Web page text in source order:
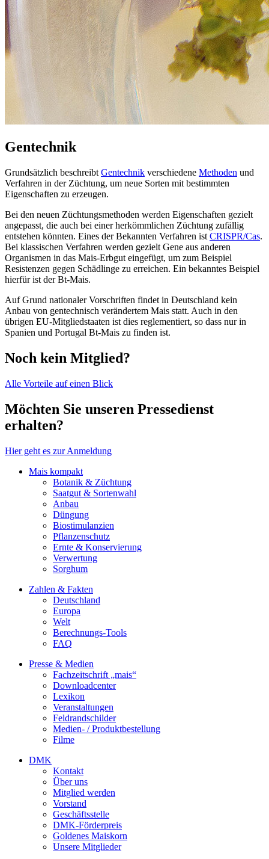
Gentechnik
Grundsätzlich beschreibt Gentechnik verschiedene Methoden und
Verfahren in der Züchtung, um neue Sorten mit bestimmten
Eigenschaften zu erzeugen.
Bei den neuen Züchtungsmethoden werden Eigenschaften gezielt
angepasst, die auch bei einer herkömmlichen Züchtung zufällig
entstehen könnten. Eines der Bekannten Verfahren ist CRISPR/Cas.
Bei klassischen Verfahren werden gezielt Gene aus anderen
Organismen in das Mais-Erbgut eingefügt, um zum Beispiel
Resistenzen gegen Schädlinge zu erreichen. Ein bekanntes Beispiel
hierfür ist der Bt-Mais.
Auf Grund nationaler Vorschriften findet in Deutschland kein
Anbau von gentechnisch verändertem Mais statt. Auch in den
übrigen EU-Mitgliedstaaten ist dies reglementiert, so dass nur in
Spanien und Portugal Bt-Mais zu finden ist.
Noch kein Mitglied?
Alle Vorteile auf einen Blick
Möchten Sie unseren Pressedienst
erhalten?
Hier geht es zur Anmeldung
Mais kompakt
Botanik & Züchtung
Saatgut & Sortenwahl
Anbau
Düngung
Biostimulanzien
Pflanzenschutz
Ernte & Konservierung
Verwertung
Sorghum
Zahlen & Fakten
Deutschland
Europa
Welt
Berechnungs-Tools
FAQ
Presse & Medien
Fachzeitschrift „mais“
Downloadcenter
Lexikon
Veranstaltungen
Feldrandschilder
Medien- / Produktbestellung
Filme
DMK
Kontakt
Über uns
Mitglied werden
Vorstand
Geschäftsstelle
DMK-Förderpreis
Goldenes Maiskorn
Unsere Mitglieder